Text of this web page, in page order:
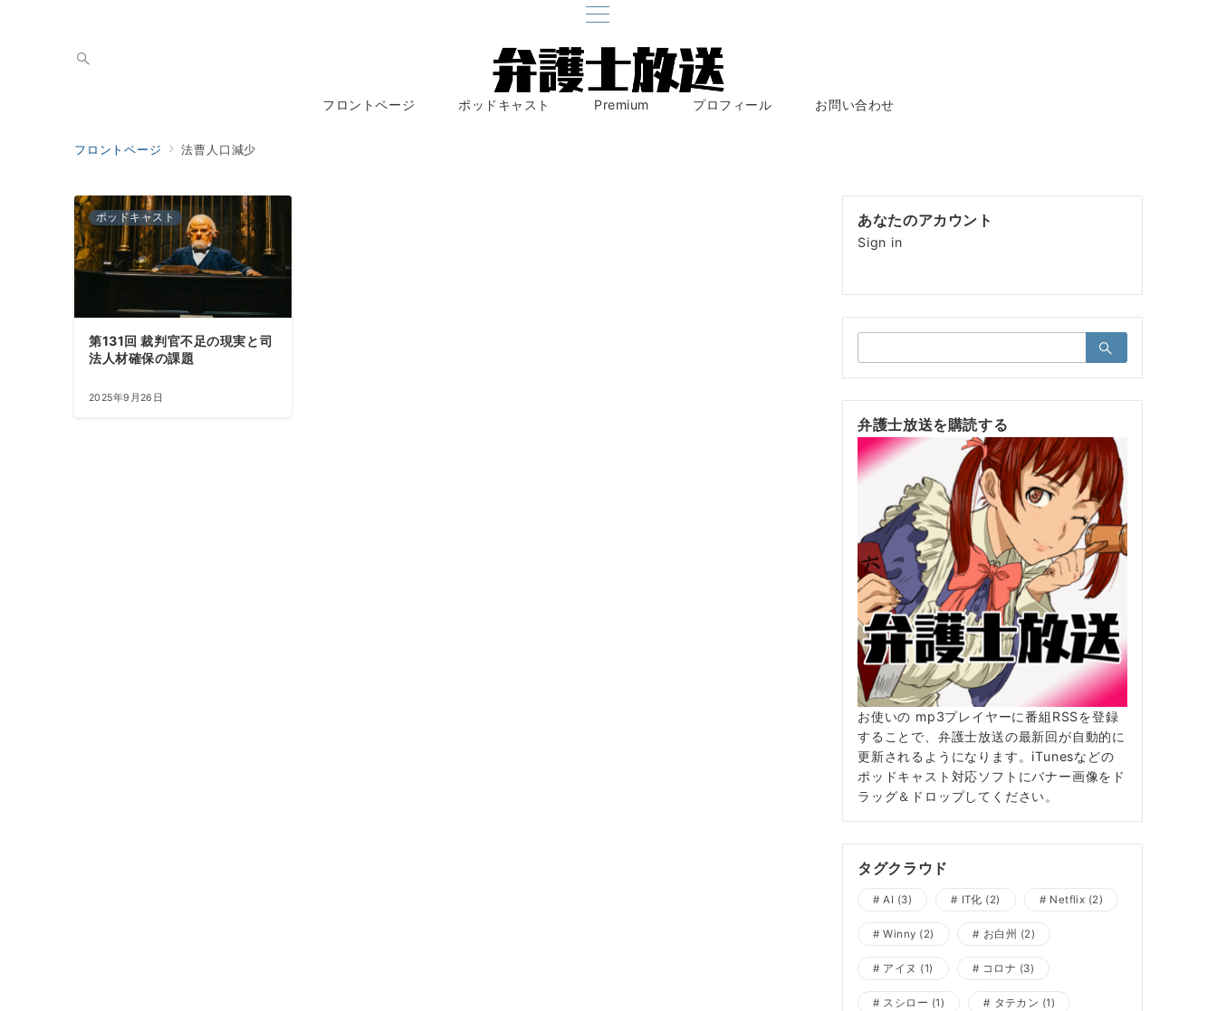
フロントページ ポッドキャスト Premium プロフィール お問い合わせ
フロントページ 法曹人口減少
ポッドキャスト
第131回 裁判官不足の現実と司
法人材確保の課題
2025年9月26日
あなたのアカウント
Sign in
索：
弁護士放送を購読する
お使いの mp3プレイヤーに番組RSSを登録
することで、弁護士放送の最新回が自動的に
更新されるようになります。iTunesなどの
ポッドキャスト対応ソフトにバナー画像をド
ラッグ＆ドロップしてください。
タグクラウド
AI (3) IT化 (2) Netflix (2)
Winny (2) お白州 (2)
アイヌ (1) コロナ (3)
スシロー (1) タテカン (1)